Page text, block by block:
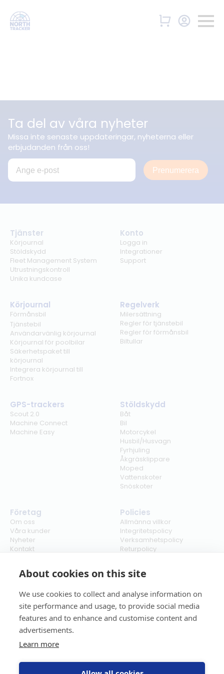
About cookies on this site
We use cookies to collect and analyse information on
site performance and usage, to provide social media
features and to enhance and customise content and
advertisements.
Learn more
Ta del av våra nyheter
Missa inte senaste uppdateringar, nyheterna eller
erbjudanden från oss!
Prenumerera
Tjänster
Körjournal
Stöldskydd
Fleet Management System
Utrustningskontroll
Unika kundcase
Konto
Logga in
Integrationer
Support
Körjournal
Förmånsbil
Tjänstebil
Användarvänlig körjournal
Körjournal för poolbilar
Säkerhetspaket till
körjournal
Integrera körjournal till
Fortnox
Regelverk
Milersättning
Regler för tjänstebil
Regler för förmånsbil
Biltullar
GPS-trackers
Scout 2.0
Machine Connect
Machine Easy
Stöldskydd
Båt
Bil
Motorcykel
Husbil/Husvagn
Fyrhjuling
Åkgräsklippare
Moped
Vattenskoter
Snöskoter
Företag
Om oss
Våra kunder
Nyheter
Kontakt
Policies
Allmänna villkor
Integritetspolicy
Verksamhetspolicy
Returpolicy
Cookies